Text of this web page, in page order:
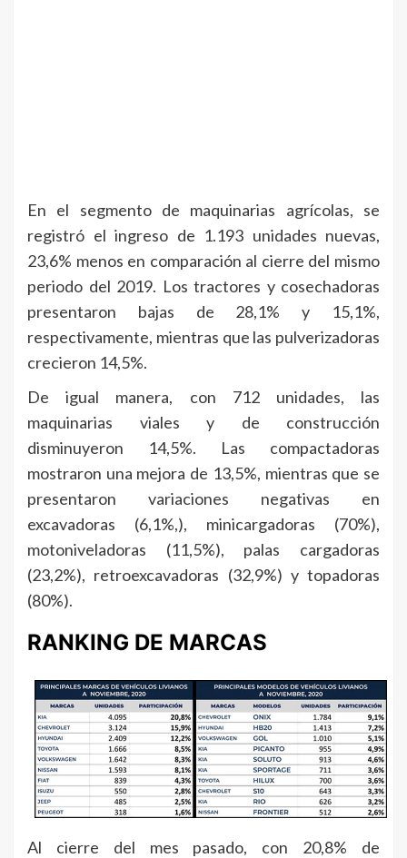
En el segmento de maquinarias agrícolas, se
registró el ingreso de 1.193 unidades nuevas,
23,6% menos en comparación al cierre del mismo
periodo del 2019. Los tractores y cosechadoras
presentaron bajas de 28,1% y 15,1%,
respectivamente, mientras que las pulverizadoras
crecieron 14,5%.
De igual manera, con 712 unidades, las
maquinarias viales y de construcción
disminuyeron 14,5%. Las compactadoras
mostraron una mejora de 13,5%, mientras que se
presentaron variaciones negativas en
excavadoras (6,1%,), minicargadoras (70%),
motoniveladoras (11,5%), palas cargadoras
(23,2%), retroexcavadoras (32,9%) y topadoras
(80%).
RANKING DE MARCAS
Al cierre del mes pasado, con 20,8% de